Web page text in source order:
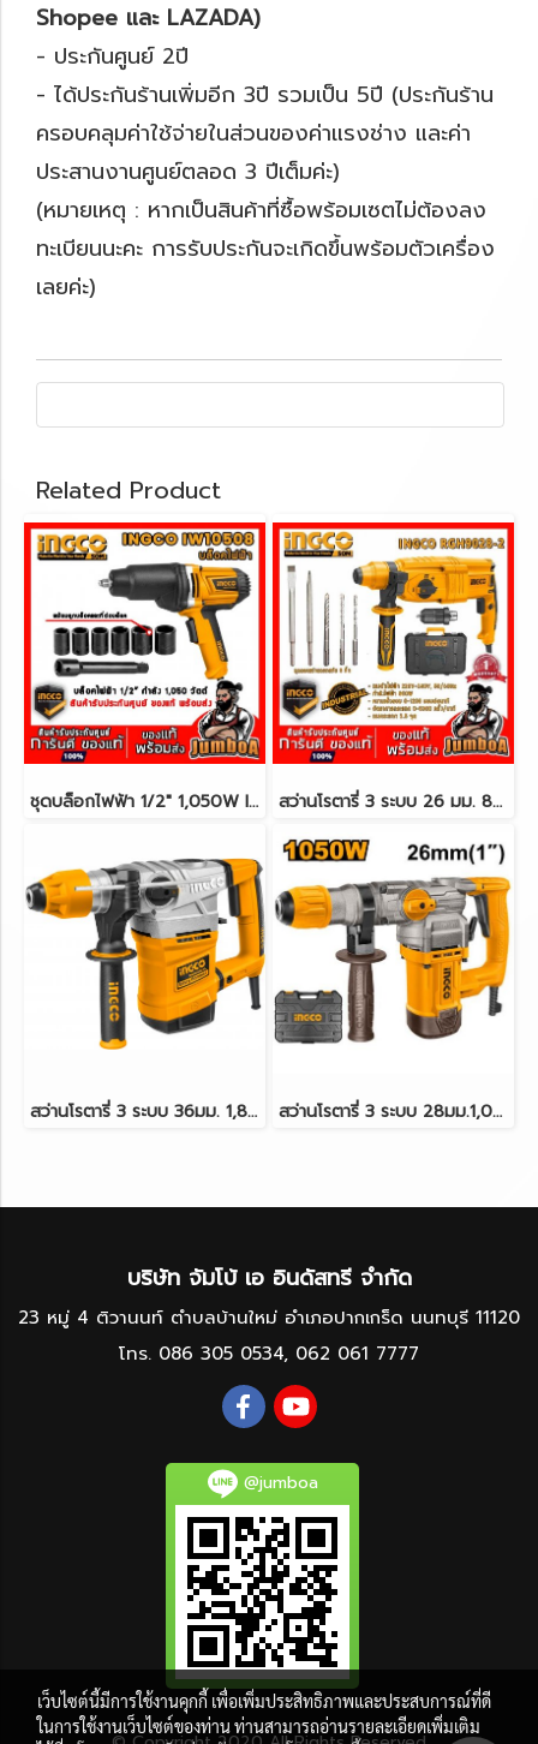
Shopee และ LAZADA)
- ประกันศูนย์ 2ปี
- ได้ประกันร้านเพิ่มอีก 3ปี รวมเป็น 5ปี (ประกันร้าน
ครอบคลุมค่าใช้จ่ายในส่วนของค่าแรงช่าง และค่า
ประสานงานศูนย์ตลอด 3 ปีเต็มค่ะ)
(หมายเหตุ : หากเป็นสินค้าที่ซื้อพร้อมเซตไม่ต้องลง
ทะเบียนนะคะ การรับประกันจะเกิดขึ้นพร้อมตัวเครื่อง
เลยค่ะ)
Related Product
ชุดบล็อกไฟฟ้า 1/2" 1,050W INGCO IW10508 สว่านโรตารี่ 3 ระบบ 26 มม. 800W INGCO RGH9028-2 (เปลี่ยนหัวได้)
สว่านโรตารี่ 3 ระบบ 36มม. 1,800W INGCO RH18008 สว่านโรตารี่ 3 ระบบ 28มม.1,050W INGCO RH10508
บริษัท จัมโบ้ เอ อินดัสทรี จำกัด
23 หมู่ 4 ติวานนท์ ตำบลบ้านใหม่ อำเภอปากเกร็ด นนทบุรี 11120
โทร. 086 305 0534, 062 061 7777
@jumboa
เว็บไซต์นี้มีการใช้งานคุกกี้ เพื่อเพิ่มประสิทธิภาพและประสบการณ์ที่ดี
ในการใช้งานเว็บไซต์ของท่าน ท่านสามารถอ่านรายละเอียดเพิ่มเติม